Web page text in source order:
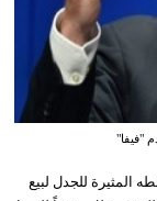
"فيفا"
المثيرة للجدل لبيع